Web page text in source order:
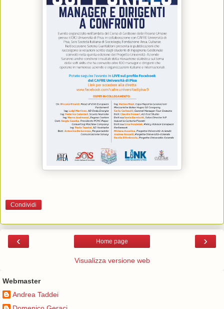
Condividi
‹ ›
Home page
Visualizza versione web
Webmaster
Andrea Taddei